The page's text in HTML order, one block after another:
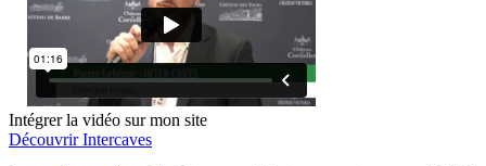
Intégrer la vidéo sur mon site
Découvrir Intercaves